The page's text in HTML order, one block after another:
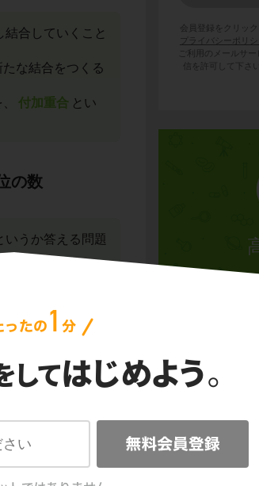
合していくこと
な結合をつくる
付加重合 とい
の数
うか答える問題
す。
る物質であり、
を、
と
会員登録をクリッ
プライバシーポリシ
ご利用のメールサ
信を許可して下さ
化学反応の速さ